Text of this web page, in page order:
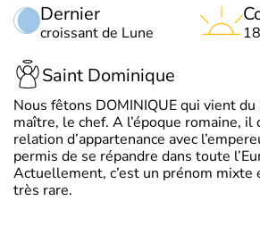
Dernier
croissant de Lune
Saint Dominique
Nous fêtons DOMINIQUE qui vient
maître, le chef. A l’époque romaine, il
relation d’appartenance avec
permis de se répandre dans toute
Actuellement, c’est un prénom mixte
très rare.